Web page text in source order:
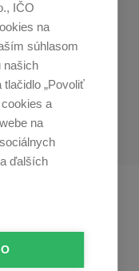
IČO
na
súhlasom
našich
„Povoliť
a
na
ďalších